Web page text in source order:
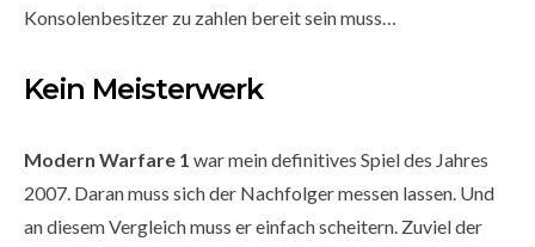
Konsolenbesitzer zu zahlen bereit sein muss…
Kein Meisterwerk
Modern Warfare 1 war mein definitives Spiel des Jahres
2007. Daran muss sich der Nachfolger messen lassen. Und
an diesem Vergleich muss er einfach scheitern. Zuviel der